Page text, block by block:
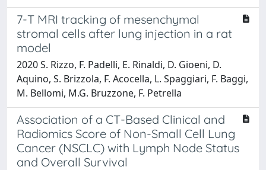
7-T MRI tracking of mesenchymal
stromal cells after lung injection in a rat
model
2020 S. Rizzo, F. Padelli, E. Rinaldi, D. Gioeni, D.
Aquino, S. Brizzola, F. Acocella, L. Spaggiari, F. Baggi,
M. Bellomi, M.G. Bruzzone, F. Petrella
Association of a CT-Based Clinical and
Radiomics Score of Non-Small Cell Lung
Cancer (NSCLC) with Lymph Node Status
and Overall Survival